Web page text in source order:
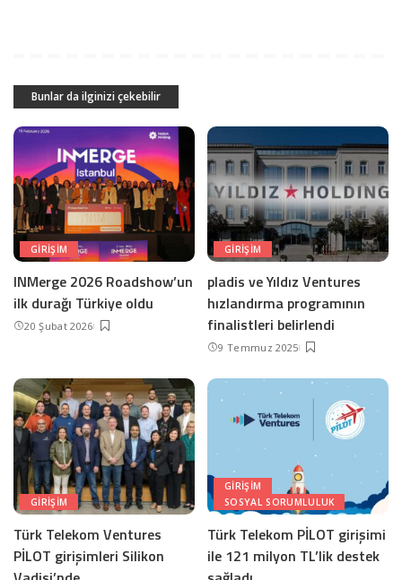
Bunlar da ilginizi çekebilir
GIRIŞIM
INMerge 2026 Roadshow’un
ilk durağı Türkiye oldu
20 Şubat 2026
GIRIŞIM
pladis ve Yıldız Ventures
hızlandırma programının
finalistleri belirlendi
9 Temmuz 2025
GIRIŞIM
Türk Telekom Ventures
PİLOT girişimleri Silikon
GIRIŞIM
SOSYAL SORUMLULUK
Türk Telekom PİLOT girişimi
ile 121 milyon TL’lik destek